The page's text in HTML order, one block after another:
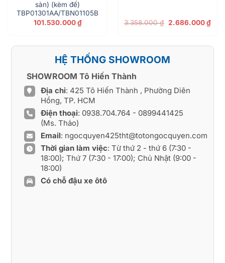
sàn) (kèm đế)
TBP01301AA/TBN01105B
101.530.000₫ 3.358.000₫ Giá
2.686.000₫Giá
hiện
HỆ THỐNG SHOWROOM
SHOWROOM Tô Hiến Thành
Địa chỉ: 425 Tô Hiến Thành , Phường Diên
Hồng, TP. HCM
Điện thoại: 0938.704.764 - 0899441425
(Ms. Thảo)
Email: ngocquyen425tht@totongocquyen.com
Thời gian làm việc: Từ thứ 2 - thứ 6 (7:30 -
18:00); Thứ 7 (7:30 - 17:00); Chủ Nhật (9:00 -
18:00)
Có chỗ đậu xe ôtô